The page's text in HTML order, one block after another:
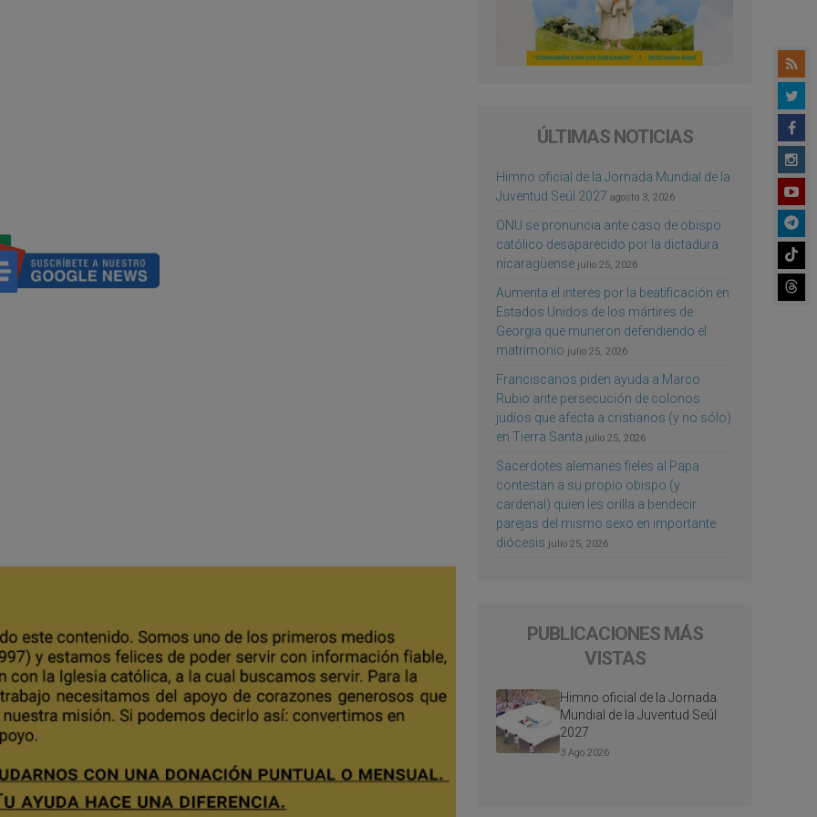
ÚLTIMAS NOTICIAS
Himno oficial de la Jornada Mundial de la
Juventud Seúl 2027 agosto 3, 2026
ONU se pronuncia ante caso de obispo
católico desaparecido por la dictadura
nicaragüense julio 25, 2026
Aumenta el interés por la beatificación en
Estados Unidos de los mártires de
Georgia que murieron defendiendo el
matrimonio julio 25, 2026
Franciscanos piden ayuda a Marco
Rubio ante persecución de colonos
judíos que afecta a cristianos (y no sólo)
en Tierra Santa julio 25, 2026
Sacerdotes alemanes fieles al Papa
contestan a su propio obispo (y
cardenal) quien les orilla a bendecir
parejas del mismo sexo en importante
diócesis julio 25, 2026
PUBLICACIONES MÁS
VISTAS
Himno oficial de la Jornada
Mundial de la Juventud Seúl
2027
3 Ago 2026